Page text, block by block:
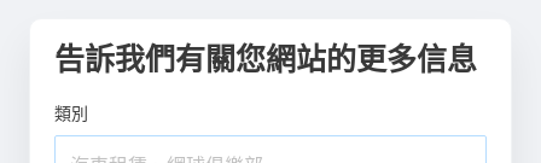
告訴我們有關您網站的更多信息
類別